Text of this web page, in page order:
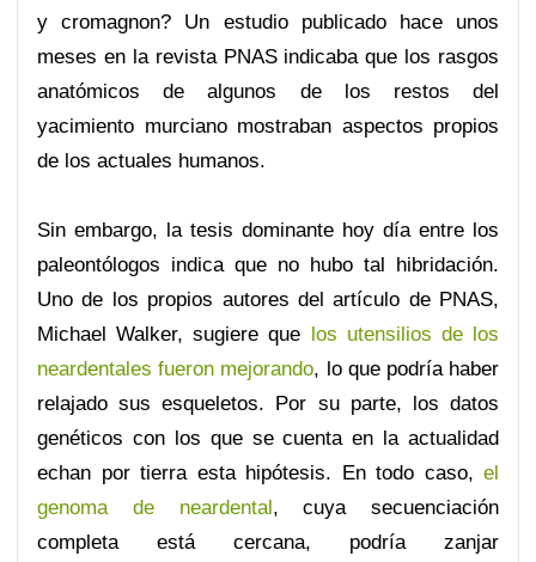
y cromagnon? Un estudio publicado hace unos
meses en la revista PNAS indicaba que los rasgos
anatómicos de algunos de los restos del
yacimiento murciano mostraban aspectos propios
de los actuales humanos.
Sin embargo, la tesis dominante hoy día entre los
paleontólogos indica que no hubo tal hibridación.
Uno de los propios autores del artículo de PNAS,
Michael Walker, sugiere que los utensilios de los
neardentales fueron mejorando, lo que podría haber
relajado sus esqueletos. Por su parte, los datos
genéticos con los que se cuenta en la actualidad
echan por tierra esta hipótesis. En todo caso, el
genoma de neardental, cuya secuenciación
completa está cercana, podría zanjar